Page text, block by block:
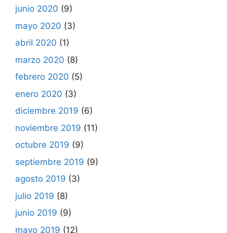
junio 2020 (9)
mayo 2020 (3)
abril 2020 (1)
marzo 2020 (8)
febrero 2020 (5)
enero 2020 (3)
diciembre 2019 (6)
noviembre 2019 (11)
octubre 2019 (9)
septiembre 2019 (9)
agosto 2019 (3)
julio 2019 (8)
junio 2019 (9)
mayo 2019 (12)